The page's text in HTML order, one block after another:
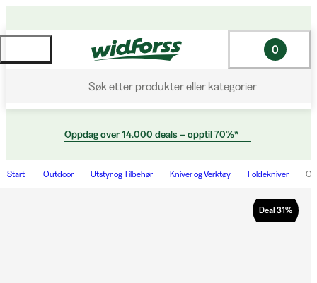
Søk etter produkter eller kategorier
0
Oppdag over 14.000 deals – opptil 70%*
Start Outdoor Utstyr og Tilbehør Kniver og Verktøy Foldekniver
Deal 31%